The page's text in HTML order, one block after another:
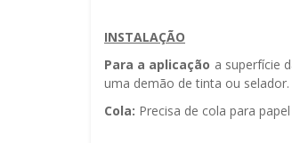
INSTALAÇÃO
Para a aplicação a superfície
uma demão de tinta ou
Cola: Precisa de cola para